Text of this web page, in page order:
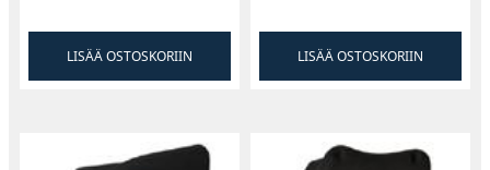
LISÄÄ OSTOSKORIIN LISÄÄ OSTOSKORIIN